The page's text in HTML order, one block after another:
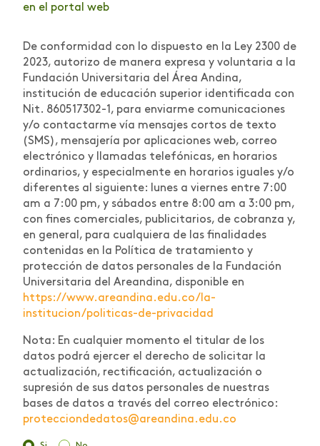
en el portal web
De conformidad con lo dispuesto en la Ley 2300 de
2023, autorizo de manera expresa y voluntaria a la
Fundación Universitaria del Área Andina,
institución de educación superior identificada con
Nit. 860517302-1, para enviarme comunicaciones
y/o contactarme vía mensajes cortos de texto
(SMS), mensajería por aplicaciones web, correo
electrónico y llamadas telefónicas, en horarios
ordinarios, y especialmente en horarios iguales y/o
diferentes al siguiente: lunes a viernes entre 7:00
am a 7:00 pm, y sábados entre 8:00 am a 3:00 pm,
con fines comerciales, publicitarios, de cobranza y,
en general, para cualquiera de las finalidades
contenidas en la Política de tratamiento y
protección de datos personales de la Fundación
Universitaria del Areandina, disponible en
https://www.areandina.edu.co/la-
institucion/politicas-de-privacidad
Nota: En cualquier momento el titular de los
datos podrá ejercer el derecho de solicitar la
actualización, rectificación, actualización o
supresión de sus datos personales de nuestras
bases de datos a través del correo electrónico:
protecciondedatos@areandina.edu.co